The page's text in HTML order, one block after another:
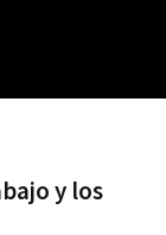
y los